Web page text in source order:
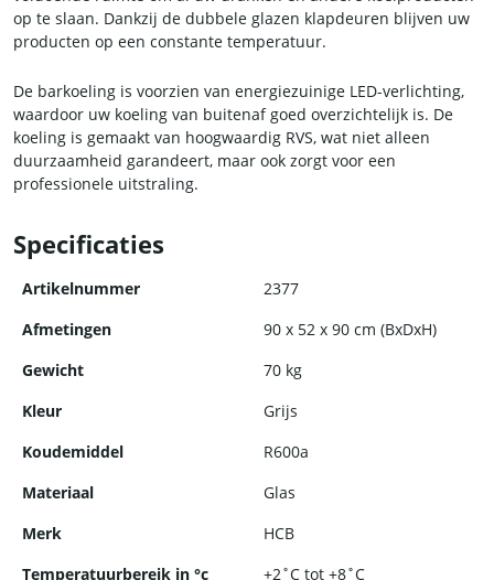
op te slaan. Dankzij de dubbele glazen klapdeuren blijven uw
producten op een constante temperatuur.
De barkoeling is voorzien van energiezuinige LED-verlichting,
waardoor uw koeling van buitenaf goed overzichtelijk is. De
koeling is gemaakt van hoogwaardig RVS, wat niet alleen
duurzaamheid garandeert, maar ook zorgt voor een
professionele uitstraling.
Met deze koeling haalt u een betrouwbare en kwalitatieve
koeling in huis waar u jarenlang plezier van zult hebben!
Specificaties
Artikelnummer
2377
Afmetingen
90 x 52 x 90 cm (BxDxH)
Gewicht
70 kg
Kleur
Grijs
Koudemiddel
R600a
Materiaal
Glas
Merk
HCB
Temperatuurbereik in °c
+2˚C tot +8˚C